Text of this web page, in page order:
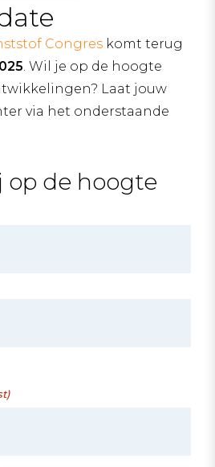
Congres komt terug
. Wil je op de hoogte
Laat jouw
via het onderstaande
op de hoogte